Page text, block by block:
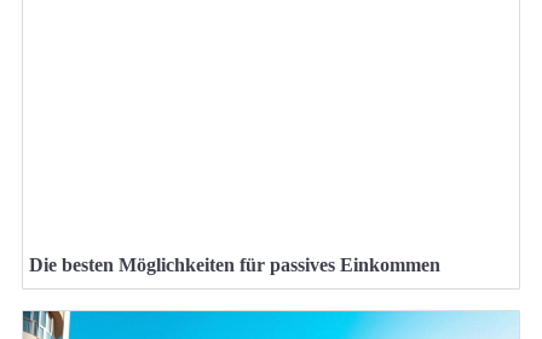
Die besten Möglichkeiten für passives Einkommen